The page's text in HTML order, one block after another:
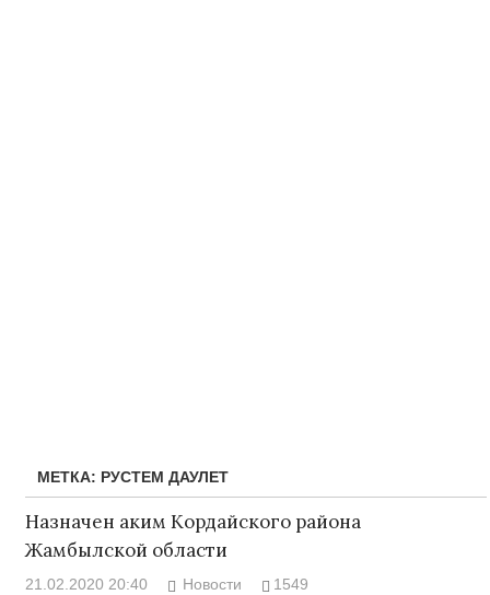
МЕТКА: РУСТЕМ ДАУЛЕТ
Назначен аким Кордайского района
Жамбылской области
21.02.2020 20:40 Новости 1549